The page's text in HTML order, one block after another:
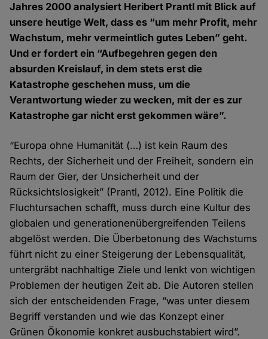
Jahres 2000 analysiert Heribert Prantl mit Blick auf
unsere heutige Welt, dass es “um mehr Profit, mehr
Wachstum, mehr vermeintlich gutes Leben” geht.
Und er fordert ein “Aufbegehren gegen den
absurden Kreislauf, in dem stets erst die
Katastrophe geschehen muss, um die
Verantwortung wieder zu wecken, mit der es zur
Katastrophe gar nicht erst gekommen wäre”.
“Europa ohne Humanität (…) ist kein Raum des
Rechts, der Sicherheit und der Freiheit, sondern ein
Raum der Gier, der Unsicherheit und der
Rücksichtslosigkeit” (Prantl, 2012). Eine Politik die
Fluchtursachen schafft, muss durch eine Kultur des
globalen und generationenübergreifenden Teilens
abgelöst werden. Die Überbetonung des Wachstums
führt nicht zu einer Steigerung der Lebensqualität,
untergräbt nachhaltige Ziele und lenkt von wichtigen
Problemen der heutigen Zeit ab. Die Autoren stellen
sich der entscheidenden Frage, “was unter diesem
Begriff verstanden und wie das Konzept einer
Grünen Ökonomie konkret ausbuchstabiert wird”.